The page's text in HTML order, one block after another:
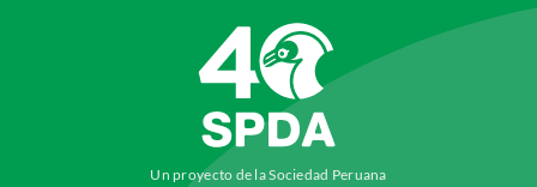
Un proyecto de la Sociedad Peruana